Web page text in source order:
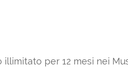
illimitato per 12 mesi nei